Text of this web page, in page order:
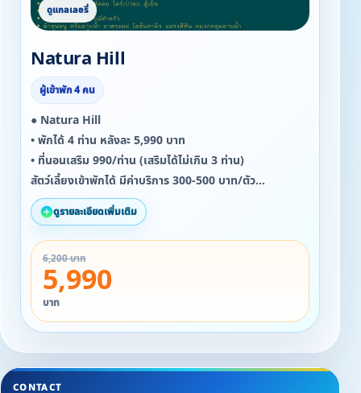
Natura Hill
ผู้เข้าพัก 4 คน
● Natura Hill
• พักได้ 4 ท่าน หลังละ 5,990 บาท
• ที่นอนเสริม 990/ท่าน (เสริมได้ไม่เกิน 3 ท่าน)
สัตว์เลี้ยงเข้าพักได้ มีค่าบริการ 300-500 บาท/ตัว
สิ่งอำนวยความสะดวกภายในบ้าน
▪ 2 ห้องนอน 2 ห้องน้ำ พร้อมเครื่องทำน้ำอุ่น
▪ อ่างอาบน้ำจากุชชี่
▪ เครื่องปรับอากาศ พัดลม ไดร์เป่าผม ตู้เย็น
▪ ลำโพง Marshall
▪ ห้องครัวพร้อมอุปกรณ์ทำครัว
▪ กาน้ำร้อนพร้อมทั้งอุปกรณ์ทำกาแฟดริป และ ชา
ดูรายละเอียดเพิ่มเติม
6,200 บาท
5,990
บาท
CONTACT